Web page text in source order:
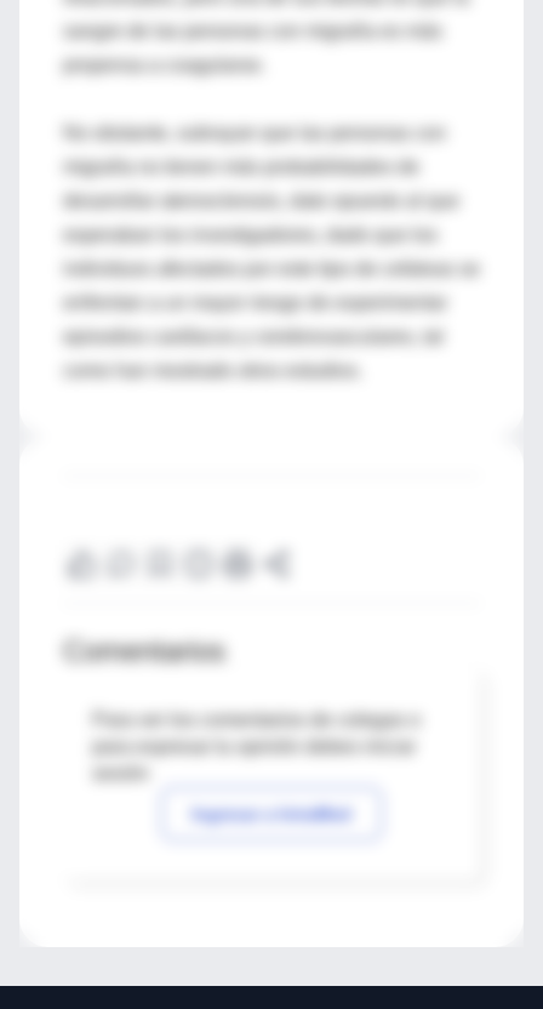
sangre de las personas con migraña es más
propensa a coagularse.
migraña no tienen más probabilidades de
esperaban los investigadores, dado que los
enfrentan a un mayor riesgo de experimentar
Comentarios
Para ver los comentarios de colegas o
Ingresar a IntraMed